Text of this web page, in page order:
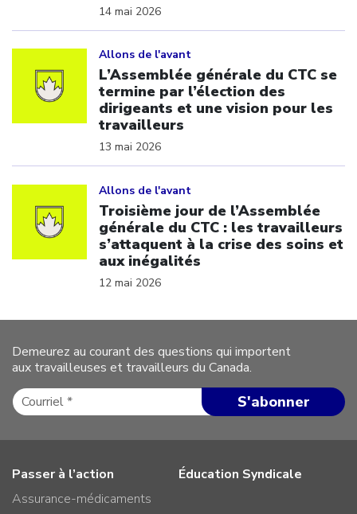
14 mai 2026
Allons de l'avant
L’Assemblée générale du CTC se
termine par l’élection des
dirigeants et une vision pour les
travailleurs
13 mai 2026
Allons de l'avant
Troisième jour de l’Assemblée
générale du CTC : les travailleurs
s’attaquent à la crise des soins et
aux inégalités
12 mai 2026
Demeurez au courant des questions qui importent
aux travailleuses et travailleurs du Canada.
Passer à l’action
Assurance-médicaments
Éducation Syndicale